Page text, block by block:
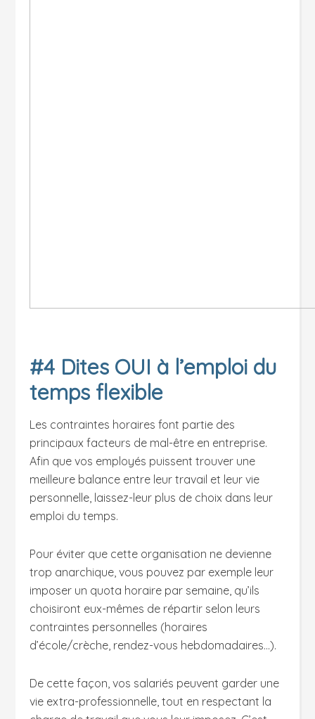
#4 Dites OUI à l’emploi du
temps flexible
Les contraintes horaires font partie des
principaux facteurs de mal-être en entreprise.
Afin que vos employés puissent trouver une
meilleure balance entre leur travail et leur vie
personnelle, laissez-leur plus de choix dans leur
emploi du temps.
Pour éviter que cette organisation ne devienne
trop anarchique, vous pouvez par exemple leur
imposer un quota horaire par semaine, qu’ils
choisiront eux-mêmes de répartir selon leurs
contraintes personnelles (horaires
d’école/crèche, rendez-vous hebdomadaires…).
De cette façon, vos salariés peuvent garder une
vie extra-professionnelle, tout en respectant la